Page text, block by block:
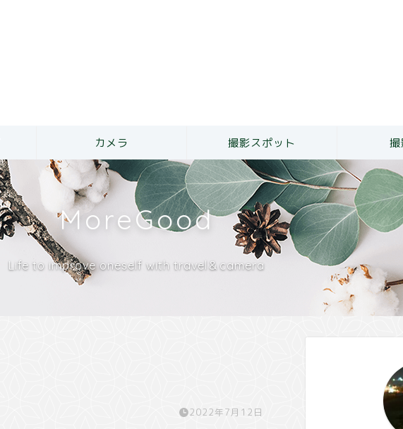
カメラ 撮影スポット
MoreGood
Life to improve oneself with travel＆camera
2022年7月12日